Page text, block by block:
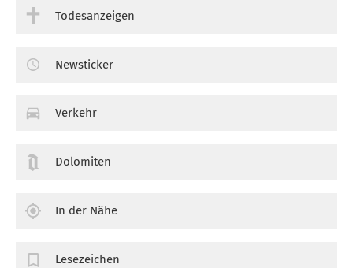
Todesanzeigen
Newsticker
Verkehr
Dolomiten
In der Nähe
Lesezeichen